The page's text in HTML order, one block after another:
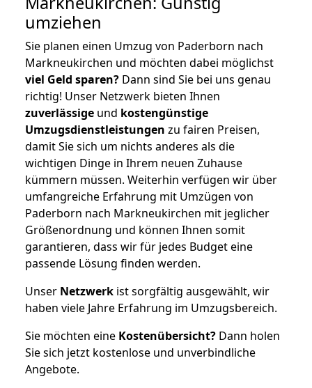
umziehen
Sie planen einen Umzug von Paderborn nach
Markneukirchen und möchten dabei möglichst
viel Geld sparen? Dann sind Sie bei uns genau
richtig! Unser Netzwerk bieten Ihnen
zuverlässige und kostengünstige
Umzugsdienstleistungen zu fairen Preisen,
damit Sie sich um nichts anderes als die
wichtigen Dinge in Ihrem neuen Zuhause
kümmern müssen. Weiterhin verfügen wir über
umfangreiche Erfahrung mit Umzügen von
Paderborn nach Markneukirchen mit jeglicher
Größenordnung und können Ihnen somit
garantieren, dass wir für jedes Budget eine
passende Lösung finden werden.
Unser Netzwerk ist sorgfältig ausgewählt, wir
haben viele Jahre Erfahrung im Umzugsbereich.
Sie möchten eine Kostenübersicht? Dann holen
Sie sich jetzt kostenlose und unverbindliche
Angebote.